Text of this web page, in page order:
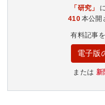
「研究」
410本公開
有料記事
電子版
または 新